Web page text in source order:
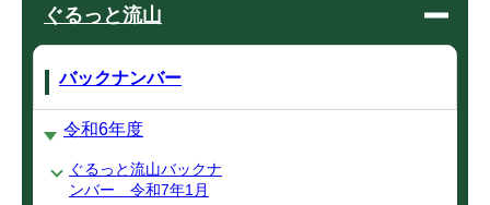
ぐるっと流山
バックナンバー
令和6年度
ぐるっと流山バックナ
ンバー 令和7年1月